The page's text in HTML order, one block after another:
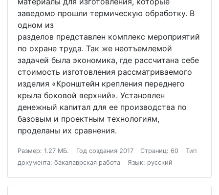
заведомо прошли термическую обработку. В
одном из
разделов представлен комплекс мероприятий
по охране труда. Так же неотъемлемой
задачей была экономика, где рассчитана себе
стоимость изготовления рассматриваемого
изделия «Кронштейн крепления переднего
крыла боковой верхний». Установлен
денежный капитал для ее производства по
базовым и проектным технологиям,
проделаны их сравнения.
Размер: 1.27 МБ. Год создания 2017 Страниц: 60
Тип
документа: бакалаврская работа
Язык: русский